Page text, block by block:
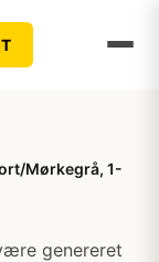
Mørkegrå, 1-
genereret